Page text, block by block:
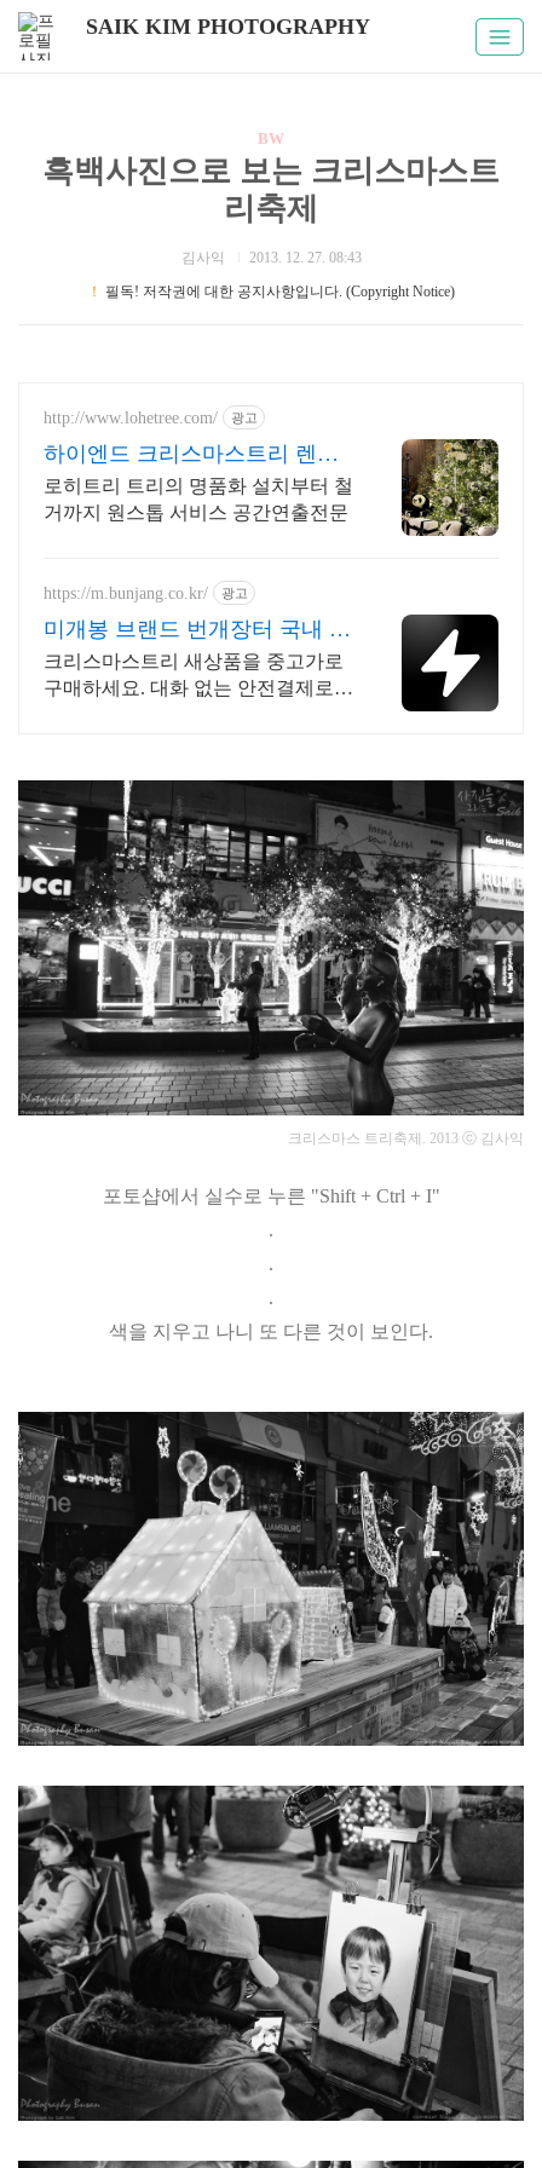
SAIK KIM PHOTOGRAPHY
BW
흑백사진으로 보는 크리스마스트
리축제
김사익
2013. 12. 27. 08:43
！
필독! 저작권에 대한 공지사항입니다. (Copyright Notice)
http://www.lohetree.com/ 광고
하이엔드 크리스마스트리 렌탈
차별화된 퀄리티 트리
로히트리 트리의 명품화 설치부터 철
거까지 원스톱 서비스 공간연출전문
https://m.bunjang.co.kr/ 광고
미개봉 브랜드 번개장터 국내 최
대 브랜드 중고거래
크리스마스트리 새상품을 중고가로
구매하세요. 대화 없는 안전결제로
크리스마스 트리축제. 2013 ⓒ 김사익
포토샵에서 실수로 누른 "Shift + Ctrl + I"
.
.
.
색을 지우고 나니 또 다른 것이 보인다.